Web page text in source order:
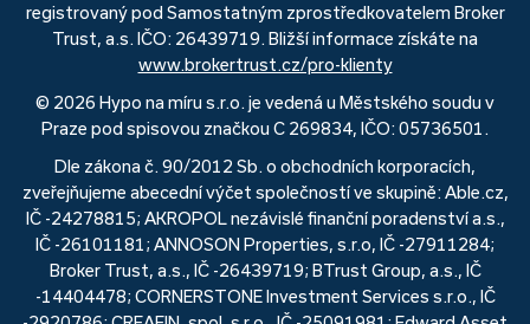
registrovaný pod Samostatným zprostředkovatelem Broker
Trust, a.s. IČO: 26439719. Bližší informace získáte na
www.brokertrust.cz/pro-klienty
© 2026 Hypo na míru s.r.o. je vedená u Městského soudu v
Praze pod spisovou značkou C 269834, IČO: 05736501.
Dle zákona č. 90/2012 Sb. o obchodních korporacích,
zveřejňujeme abecední výčet společností ve skupině: Able.cz,
IČ -24278815; AKROPOL nezávislé finanční poradenství a.s.,
IČ -26101181; ANNOSON Properties, s.r.o, IČ -27911284;
Broker Trust, a.s., IČ -26439719; BTrust Group, a.s., IČ
-14404478; CORNERSTONE Investment Services s.r.o., IČ